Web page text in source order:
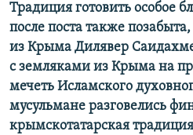
Традиция готовить особое
после поста также
из Крыма Дилявер
с земляками из Крыма на
мечеть Исламского
мусульмане разговелись
крымскотатарская